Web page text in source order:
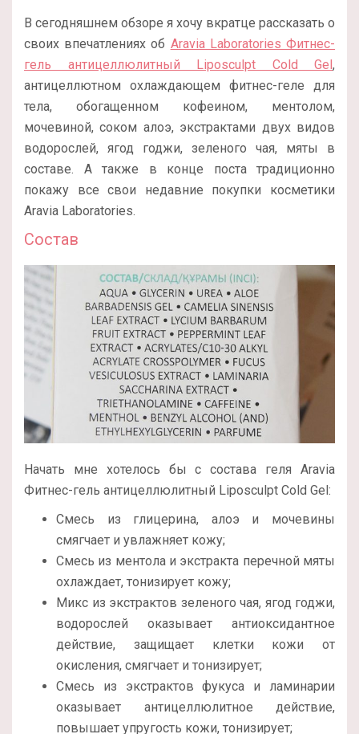
В сегодняшнем обзоре я хочу вкратце рассказать о
своих впечатлениях об Aravia Laboratories Фитнес-
гель антицеллюлитный Liposculpt Cold Gel,
антицеллютном охлаждающем фитнес-геле для
тела, обогащенном кофеином, ментолом,
мочевиной, соком алоэ, экстрактами двух видов
водорослей, ягод годжи, зеленого чая, мяты в
составе. А также в конце поста традиционно
покажу все свои недавние покупки косметики
Aravia Laboratories.
Состав
Начать мне хотелось бы с состава геля Aravia
Фитнес-гель антицеллюлитный Liposculpt Cold Gel:
Смесь из глицерина, алоэ и мочевины
смягчает и увлажняет кожу;
Смесь из ментола и экстракта перечной мяты
охлаждает, тонизирует кожу;
Микс из экстрактов зеленого чая, ягод годжи,
водорослей оказывает антиоксидантное
действие, защищает клетки кожи от
окисления, смягчает и тонизирует;
Смесь из экстрактов фукуса и ламинарии
оказывает антицеллюлитное действие,
повышает упругость кожи, тонизирует;